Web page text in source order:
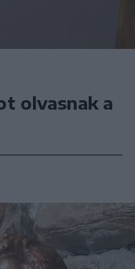
olvasnak a